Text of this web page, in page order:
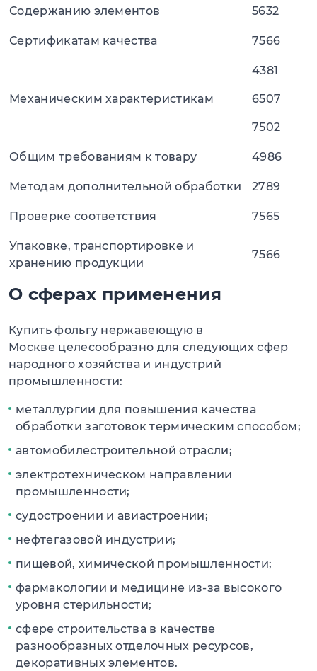
Содержанию элементов 5632
Сертификатам качества 7566
Механическим характеристикам
4381
6507
7502
Общим требованиям к товару 4986
Методам дополнительной обработки 2789
Проверке соответствия 7565
Упаковке, транспортировке и
хранению продукции
7566
О сферах применения
Купить фольгу нержавеющую в
Москве целесообразно для следующих сфер
народного хозяйства и индустрий
промышленности:
металлургии для повышения качества
обработки заготовок термическим способом;
автомобилестроительной отрасли;
электротехническом направлении
промышленности;
судостроении и авиастроении;
нефтегазовой индустрии;
пищевой, химической промышленности;
фармакологии и медицине из-за высокого
уровня стерильности;
сфере строительства в качестве
разнообразных отделочных ресурсов,
декоративных элементов.